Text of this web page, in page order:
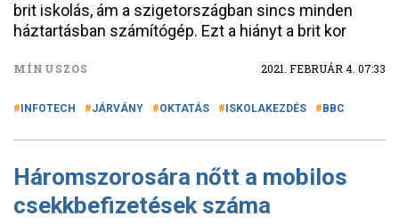
brit iskolás, ám a szigetországban sincs minden
háztartásban számítógép. Ezt a hiányt a brit kor
MÍNUSZOS 2021. FEBRUÁR 4. 07:33
INFOTECH JÁRVÁNY OKTATÁS ISKOLAKEZDÉS BBC
Háromszorosára nőtt a mobilos
csekkbefizetések száma